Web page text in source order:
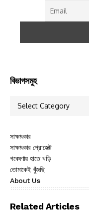
বিভাগসমুহ
সাক্ষাৎকার
সাক্ষাৎকার প্রোজেক্ট
গবেষণায় হাতে খড়ি
তোমাকেই খুঁজছি
About Us
Related Articles